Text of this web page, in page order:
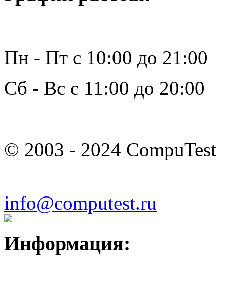
Пн - Пт с 10:00 до 21:00
Сб - Вс с 11:00 до 20:00
© 2003 - 2024 CompuTest
info@computest.ru
Информация: